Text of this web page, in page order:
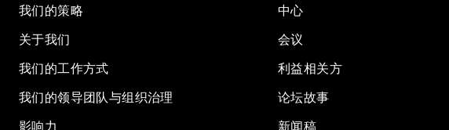
我们的策略
关于我们
我们的工作方式
我们的领导团队与组织治理
影响力
中心
会议
利益相关方
论坛故事
新闻稿